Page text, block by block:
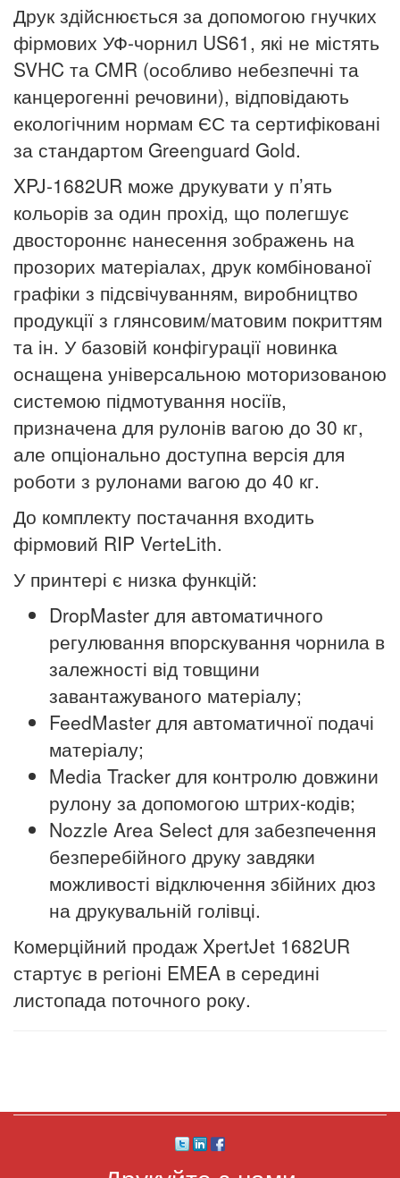
Друк здійснюється за допомогою гнучких
фірмових УФ-чорнил US61, які не містять
SVHC та CMR (особливо небезпечні та
канцерогенні речовини), відповідають
екологічним нормам ЄС та сертифіковані
за стандартом Greenguard Gold.
XPJ-1682UR може друкувати у п’ять
кольорів за один прохід, що полегшує
двостороннє нанесення зображень на
прозорих матеріалах, друк комбінованої
графіки з підсвічуванням, виробництво
продукції з глянсовим/матовим покриттям
та ін. У базовій конфігурації новинка
оснащена універсальною моторизованою
системою підмотування носіїв,
призначена для рулонів вагою до 30 кг,
але опціонально доступна версія для
роботи з рулонами вагою до 40 кг.
До комплекту постачання входить
фірмовий RIP VerteLith.
У принтері є низка функцій:
DropMaster для автоматичного
регулювання впорскування чорнила в
залежності від товщини
завантажуваного матеріалу;
FeedMaster для автоматичної подачі
матеріалу;
Media Tracker для контролю довжини
рулону за допомогою штрих-кодів;
Nozzle Area Select для забезпечення
безперебійного друку завдяки
можливості відключення збійних дюз
на друкувальній голівці.
Комерційний продаж XpertJet 1682UR
стартує в регіоні EMEA в середині
листопада поточного року.